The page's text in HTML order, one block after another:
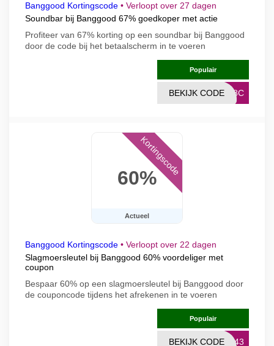
Banggood Kortingscode • Verloopt over 27 dagen
Soundbar bij Banggood 67% goedkoper met actie
Profiteer van 67% korting op een soundbar bij Banggood
door de code bij het betaalscherm in te voeren
Populair
778C
BEKIJK CODE
60%
Actueel
Kortingscode
Banggood Kortingscode • Verloopt over 22 dagen
Slagmoersleutel bij Banggood 60% voordeliger met
coupon
Bespaar 60% op een slagmoersleutel bij Banggood door
de couponcode tijdens het afrekenen in te voeren
Populair
0D43
BEKIJK CODE